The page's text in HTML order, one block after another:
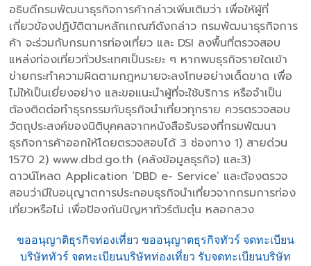
อธิบดีกรมพัฒนาธุรกิจการค้ากล่าวเพิ่มเติมว่า เพื่อให้ผู้ที่
เกี่ยวข้องปฏิบัติตามหลักเกณฑ์ดังกล่าว กรมพัฒนาธุรกิจการ
ค้า จะร่วมกับกรมการท่องเที่ยว และ DSI ลงพื้นที่ตรวจสอบ
แหล่งท่องเที่ยวทั่วประเทศเป็นระยะ ๆ หากพบธุรกิจรายใดเข้า
ข่ายกระทำความผิดตามกฎหมายจะลงโทษอย่างเด็ดขาด เพื่อ
ไม่ให้เป็นเยี่ยงอย่าง และขอแนะนำผู้ที่จะใช้บริการ หรือจำเป็น
ต้องติดต่อทำธุรกรรมกับธุรกิจนำเที่ยวทุกราย ควรตรวจสอบ
วัตถุประสงค์ของนิติบุคคลจากหนังสือรับรองที่กรมพัฒนา
ธุรกิจการค้าออกให้โดยตรวจสอบได้ 3 ช่องทาง 1) สายด่วน
1570 2) www.dbd.go.th (คลังข้อมูลธุรกิจ) และ3)
ดาวน์โหลด Application ‘DBD e- Service’ และต้องตรวจ
สอบว่ามีใบอนุญาตการประกอบธุรกิจนำเที่ยวจากกรมการท่อง
เที่ยวหรือไม่ เพื่อป้องกันปัญหาทัวร์ต้มตุ๋น หลอกลวง
ขออนุญาติธุรกิจท่องเที่ยว ขออนุญาตธุรกิจทัวร์ จดทะเบียน
บริษัททัวร์ จดทะเบียนบริษัทท่องเที่ยว รับจดทะเบียนบริษัท